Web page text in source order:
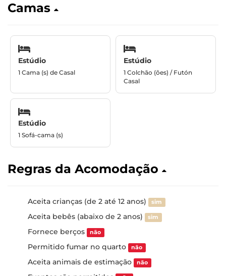
Camas
Estúdio
1 Cama (s) de Casal
Estúdio
1 Colchão (ões) / Futón
Casal
Estúdio
1 Sofá-cama (s)
Regras da Acomodação
Aceita crianças (de 2 até 12 anos) sim
Aceita bebês (abaixo de 2 anos) sim
Fornece berços não
Permitido fumar no quarto não
Aceita animais de estimação não